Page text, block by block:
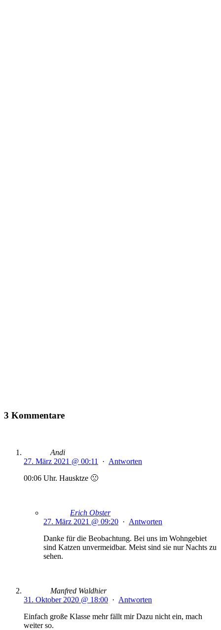
3 Kommentare
Andi
27. März 2021 @ 00:11
· Antworten
00:06 Uhr. Hausktze 🙁
Erich Obster
27. März 2021 @ 09:20 · Antworten
Danke für die Beobachtung. Bei uns im Wohngebiet
sind Katzen unvermeidbar. Meist sind sie nur Nachts zu
sehen.
Manfred Waldhier
31. Oktober 2020 @ 18:00 · Antworten
Einfach große Klasse mehr fällt mir Dazu nicht ein, mach
weiter so.